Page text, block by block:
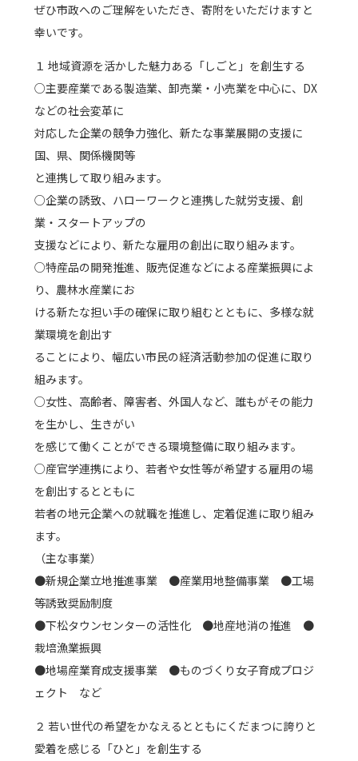
ぜひ市政へのご理解をいただき、寄附をいただけますと
幸いです。
１ 地域資源を活かした魅力ある「しごと」を創生する
○主要産業である製造業、卸売業・小売業を中心に、DX
などの社会変革に
対応した企業の競争力強化、新たな事業展開の支援に
国、県、関係機関等
と連携して取り組みます。
○企業の誘致、ハローワークと連携した就労支援、創
業・スタートアップの
支援などにより、新たな雇用の創出に取り組みます。
○特産品の開発推進、販売促進などによる産業振興によ
り、農林水産業にお
ける新たな担い手の確保に取り組むとともに、多様な就
業環境を創出す
ることにより、幅広い市民の経済活動参加の促進に取り
組みます。
○女性、高齢者、障害者、外国人など、誰もがその能力
を生かし、生きがい
を感じて働くことができる環境整備に取り組みます。
○産官学連携により、若者や女性等が希望する雇用の場
を創出するとともに
若者の地元企業への就職を推進し、定着促進に取り組み
ます。
（主な事業）
●新規企業立地推進事業 ●産業用地整備事業 ●工場
等誘致奨励制度
●下松タウンセンターの活性化 ●地産地消の推進 ●
栽培漁業振興
●地場産業育成支援事業 ●ものづくり女子育成プロジ
ェクト など
２ 若い世代の希望をかなえるとともにくだまつに誇りと
愛着を感じる「ひと」を創生する